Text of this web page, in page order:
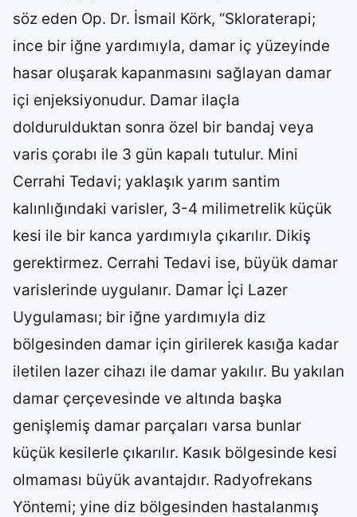
söz eden Op. Dr. İsmail Körk, “Skloraterapi;
ince bir iğne yardımıyla, damar iç yüzeyinde
hasar oluşarak kapanmasını sağlayan damar
içi enjeksiyonudur. Damar ilaçla
doldurulduktan sonra özel bir bandaj veya
varis çorabı ile 3 gün kapalı tutulur. Mini
Cerrahi Tedavi; yaklaşık yarım santim
kalınlığındaki varisler, 3-4 milimetrelik küçük
kesi ile bir kanca yardımıyla çıkarılır. Dikiş
gerektirmez. Cerrahi Tedavi ise, büyük damar
varislerinde uygulanır. Damar İçi Lazer
Uygulaması; bir iğne yardımıyla diz
bölgesinden damar için girilerek kasığa kadar
iletilen lazer cihazı ile damar yakılır. Bu yakılan
damar çerçevesinde ve altında başka
genişlemiş damar parçaları varsa bunlar
küçük kesilerle çıkarılır. Kasık bölgesinde kesi
olmaması büyük avantajdır. Radyofrekans
Yöntemi; yine diz bölgesinden hastalanmış